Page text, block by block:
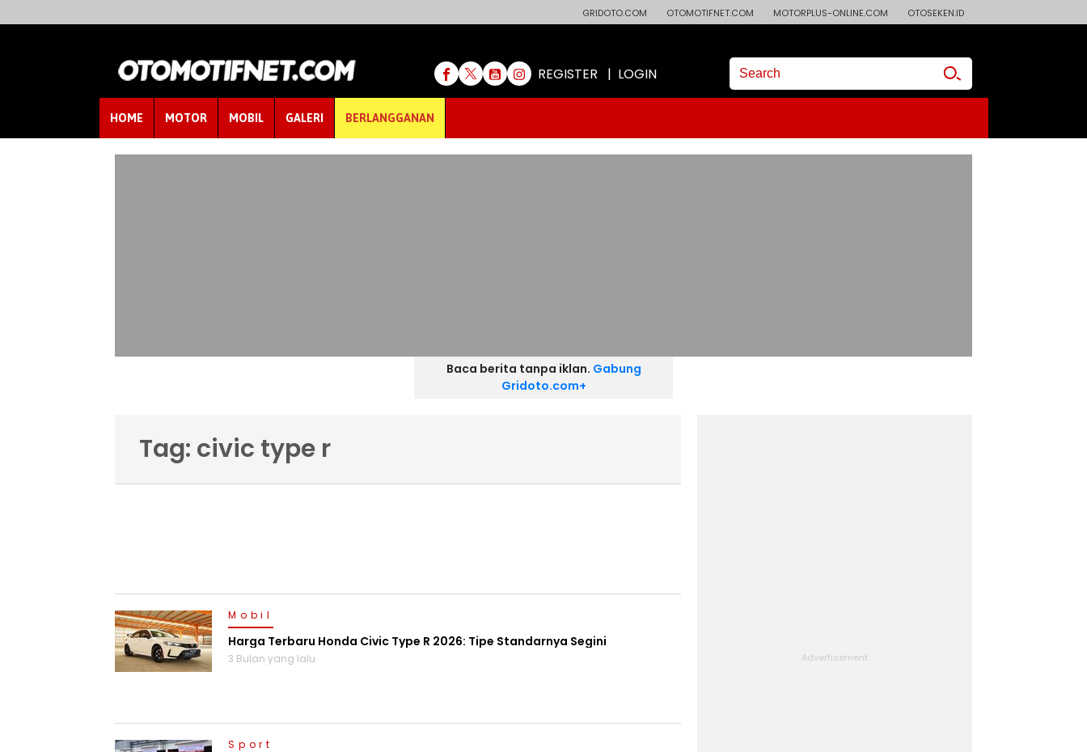
GRIDOTO.COM OTOMOTIFNET.COM MOTORPLUS-ONLINE.COM OTOSEKEN.ID
REGISTER | LOGIN
HOME MOTOR MOBIL GALERI BERLANGGANAN
Baca berita tanpa iklan. Gabung
Gridoto.com+
Tag: civic type r
Mobil
Harga Terbaru Honda Civic Type R 2026: Tipe Standarnya Segini
3 Bulan yang lalu
Sport